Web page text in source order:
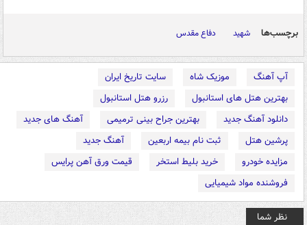
برچسب‌ها شهید دفاع مقدس
آپ آهنگ موزیک شاه
سایت تاریخ ایران
بهترین هتل های استانبول
رزرو هتل استانبول
دانلود آهنگ جدید
بهترین جراح بینی ترمیمی
آهنگ های جدید
پرشین هتل
ثبت نام بیمه اربعین
آهنگ جدید
مزایده خودرو
خرید بلیط استخر
قیمت ورق آهن پرایس
فروشنده مواد شیمیایی
نظر شما